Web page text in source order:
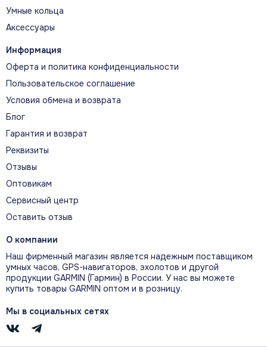
совместимые часы, велокомпьютеры,
фитнес-оборудование и приложения по
До года работы
Сменная батарейка CR2032 рассчитана на
срок до 12 месяцев при триатлонных
Умные кольца
Аксессуары
Информация
Оферта и политика конфиденциальности
Пользовательское соглашение
Условия обмена и возврата
Блог
Гарантия и возврат
Реквизиты
Отзывы
Оптовикам
Сервисный центр
Оставить отзыв
О компании
Наш фирменный магазин является надежным поставщиком
умных часов, GPS-навигаторов, эхолотов и другой
продукции GARMIN (Гармин) в России. У нас вы можете
купить товары GARMIN оптом и в розницу.
Мы в социальных сетях